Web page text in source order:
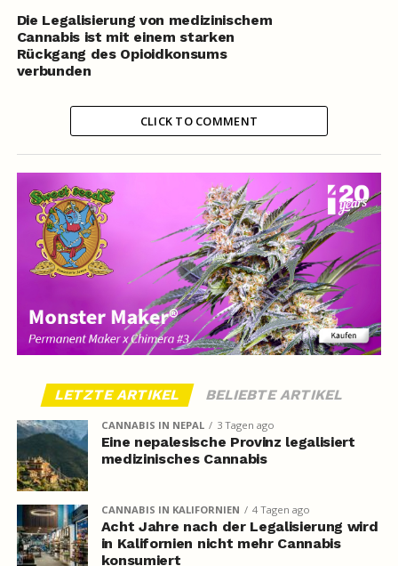
Die Legalisierung von medizinischem
Cannabis ist mit einem starken
Rückgang des Opioidkonsums
verbunden
CLICK TO COMMENT
LETZTE ARTIKEL BELIEBTE ARTIKEL
CANNABIS IN NEPAL 3 Tagen ago
Eine nepalesische Provinz legalisiert
medizinisches Cannabis
CANNABIS IN KALIFORNIEN 4 Tagen ago
Acht Jahre nach der Legalisierung wird
in Kalifornien nicht mehr Cannabis
konsumiert